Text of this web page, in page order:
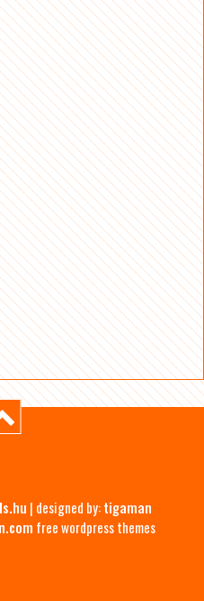
| designed by:tigaman
free wordpress themes